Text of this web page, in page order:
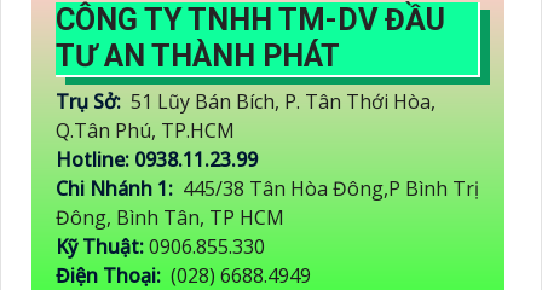
CÔNG TY TNHH TM-DV ĐẦU
TƯ AN THÀNH PHÁT
Trụ Sở: 51 Lũy Bán Bích, P. Tân Thới Hòa,
Q.Tân Phú, TP.HCM
Hotline: 0938.11.23.99
Chi Nhánh 1: 445/38 Tân Hòa Đông,P Bình Trị
Đông, Bình Tân, TP HCM
Kỹ Thuật:0906.855.330
Điện Thoại: (028) 6688.4949